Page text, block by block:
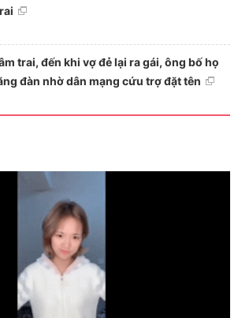
trai, đến khi vợ đẻ lại ra gái, ông bố họ
đàn nhờ dân mạng cứu trợ đặt tên